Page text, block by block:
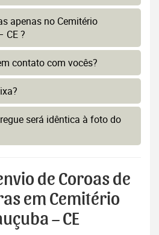
apenas no Cemitério
CE ?
contato com vocês?
será idêntica à foto do
de Coroas de
em Cemitério
– CE